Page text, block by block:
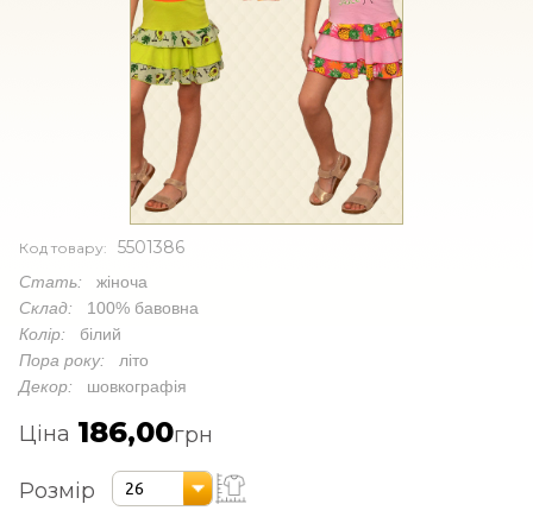
Код товару: 5501386
Стать: жіноча
Склад: 100% бавовна
Колір: білий
Пора року: літо
Декор: шовкографія
Ціна 186,00грн
Розмір 26